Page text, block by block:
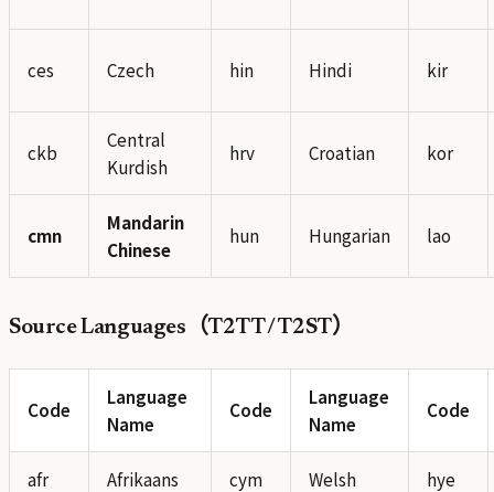
ces Czech hin Hindi kir
ckb
Central
Kurdish
hrv Croatian kor
cmn
Mandarin
Chinese
hun Hungarian lao
Source Languages（T2TT / T2ST）
Code
Language
Name
Code
Language
Name
Code
afr Afrikaans cym Welsh hye